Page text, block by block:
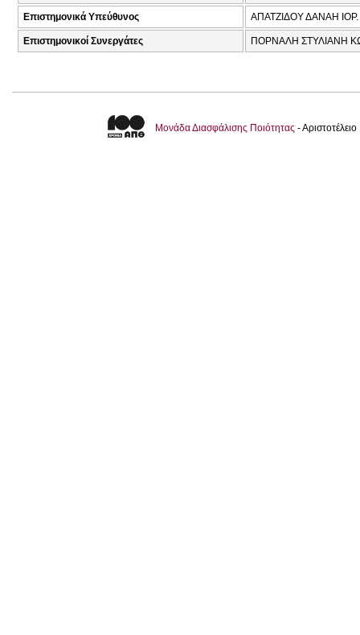
Επιστημονικά Υπεύθυνος ΑΠΑΤΖΙΔΟΥ ΔΑΝΑΗ ΙΟΡ.
Επιστημονικοί Συνεργάτες ΠΟΡΝΑΛΗ ΣΤΥΛΙΑΝΗ
Μονάδα Διασφάλισης Ποιότητας -